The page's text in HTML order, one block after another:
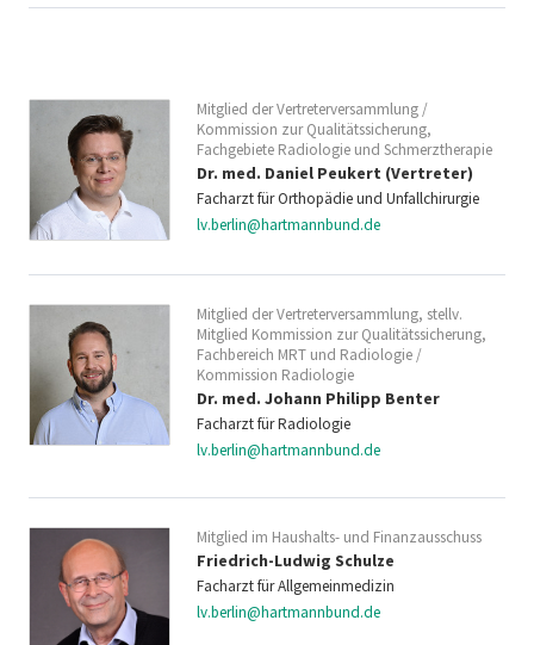
Mitglied der Vertreterversammlung /
Kommission zur Qualitätssicherung,
Fachgebiete Radiologie und Schmerztherapie
Dr. med. Daniel Peukert (Vertreter)
Facharzt für Orthopädie und Unfallchirurgie
lv.berlin@hartmannbund.de
Mitglied der Vertreterversammlung, stellv.
Mitglied Kommission zur Qualitätssicherung,
Fachbereich MRT und Radiologie /
Kommission Radiologie
Dr. med. Johann Philipp Benter
Facharzt für Radiologie
lv.berlin@hartmannbund.de
Mitglied im Haushalts- und Finanzausschuss
Friedrich-Ludwig Schulze
Facharzt für Allgemeinmedizin
lv.berlin@hartmannbund.de